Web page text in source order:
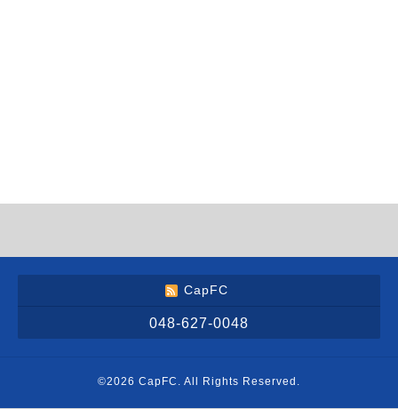
CapFC
048-627-0048
©2026 CapFC . All Rights Reserved.